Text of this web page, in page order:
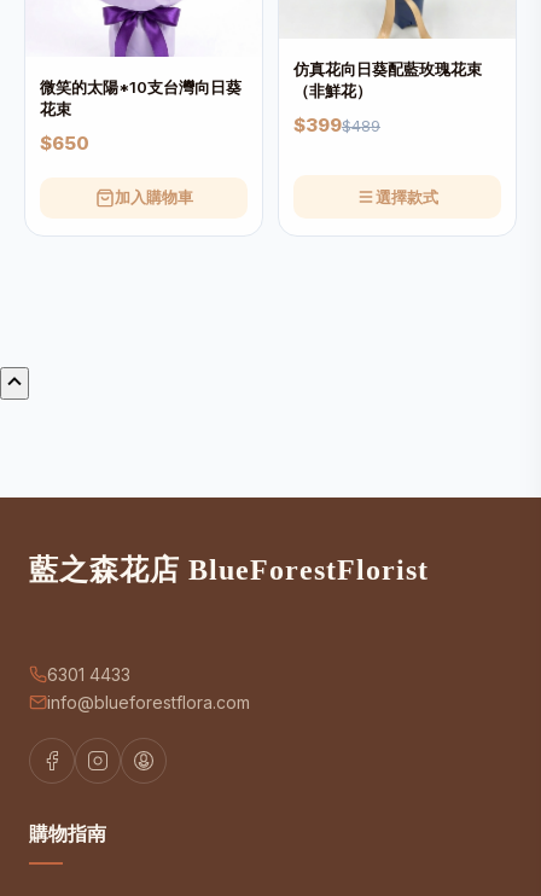
微笑的太陽*10支台灣向日葵
花束
$650
加入購物車
仿真花向日葵配藍玫瑰花束
（非鮮花）
$399$489
選擇款式
藍之森花店 BlueForestFlorist
6301 4433
info@blueforestflora.com
購物指南